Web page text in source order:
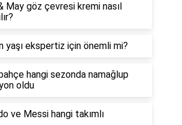
May göz çevresi kremi nasıl
yaşı ekspertiz için önemli mi?
hangi sezonda namağlup
oldu
ve Messi hangi takımlı